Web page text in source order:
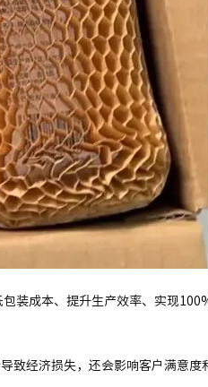
装成本、提升生产效率、实现
致经济损失，还会影响客户满意